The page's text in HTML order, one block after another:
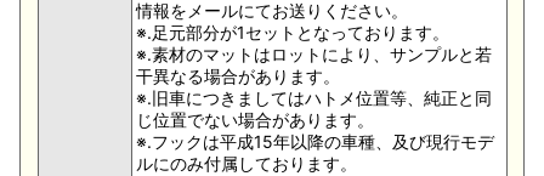
情報をメールにてお送りください。
※.足元部分が1セットとなっております。
※.素材のマットはロットにより、サンプルと若
干異なる場合があります。
※.旧車につきましてはハトメ位置等、純正と同
じ位置でない場合があります。
※.フックは平成15年以降の車種、及び現行モデ
ルにのみ付属しております。